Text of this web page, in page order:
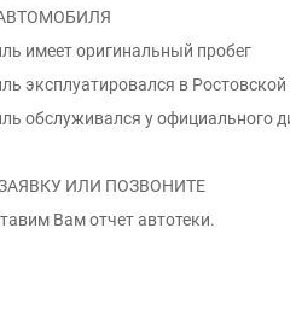
имеет оригинальный пробег
эксплуатировался в Ростовской
обслуживался у официального
ИЛИ ПОЗВОНИТЕ
Вам отчет автотеки.